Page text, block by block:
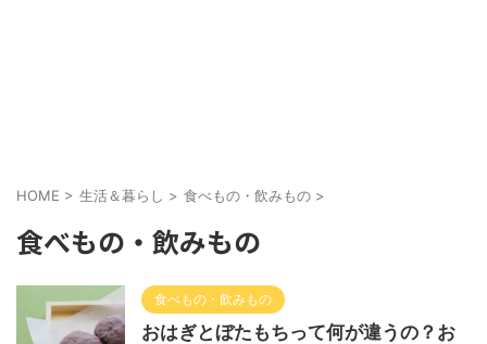
HOME > 生活＆暮らし > 食べもの・飲みもの >
食べもの・飲みもの
食べもの・飲みもの
おはぎとぼたもちって何が違うの？お